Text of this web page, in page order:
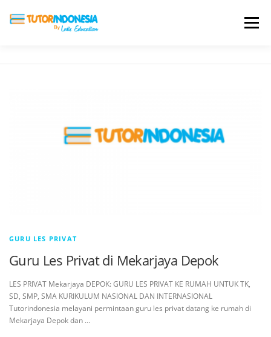
Menu
GURU LES PRIVAT
Guru Les Privat di Mekarjaya Depok
LES PRIVAT Mekarjaya DEPOK: GURU LES PRIVAT KE RUMAH UNTUK TK,
SD, SMP, SMA KURIKULUM NASIONAL DAN INTERNASIONAL
Tutorindonesia melayani permintaan guru les privat datang ke rumah di
Mekarjaya Depok dan …